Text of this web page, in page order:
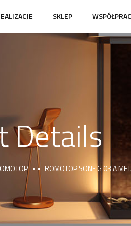
SKLEP
Details
ROMOTOP SONE G 03 A